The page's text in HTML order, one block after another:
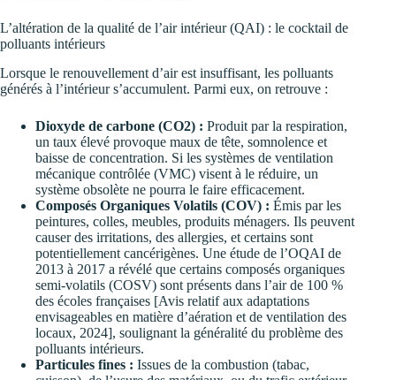
L’altération de la qualité de l’air intérieur (QAI) : le cocktail de
polluants intérieurs
Lorsque le renouvellement d’air est insuffisant, les polluants
générés à l’intérieur s’accumulent. Parmi eux, on retrouve :
Dioxyde de carbone (CO2) : Produit par la respiration,
un taux élevé provoque maux de tête, somnolence et
baisse de concentration. Si les systèmes de ventilation
mécanique contrôlée (VMC) visent à le réduire, un
système obsolète ne pourra le faire efficacement.
Composés Organiques Volatils (COV) : Émis par les
peintures, colles, meubles, produits ménagers. Ils peuvent
causer des irritations, des allergies, et certains sont
potentiellement cancérigènes. Une étude de l’OQAI de
2013 à 2017 a révélé que certains composés organiques
semi-volatils (COSV) sont présents dans l’air de 100 %
des écoles françaises [Avis relatif aux adaptations
envisageables en matière d’aération et de ventilation des
locaux, 2024], soulignant la généralité du problème des
polluants intérieurs.
Particules fines : Issues de la combustion (tabac,